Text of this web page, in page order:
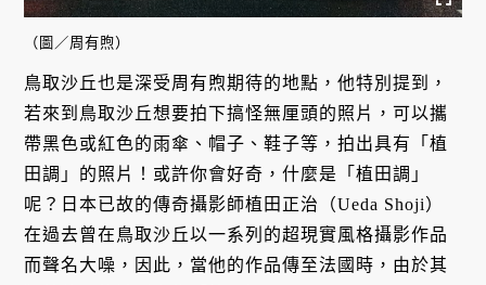
（圖／周有煦）
鳥取沙丘也是深受周有煦期待的地點，他特別提到，
若來到鳥取沙丘想要拍下搞怪無厘頭的照片，可以攜
帶黑色或紅色的雨傘、帽子、鞋子等，拍出具有「植
田調」的照片！或許你會好奇，什麼是「植田調」
呢？日本已故的傳奇攝影師植田正治（Ueda Shoji）
在過去曾在鳥取沙丘以一系列的超現實風格攝影作品
而聲名大噪，因此，當他的作品傳至法國時，由於其